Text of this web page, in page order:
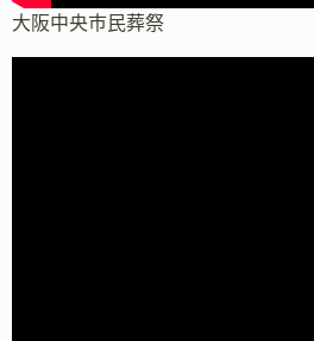
大阪中央市民葬祭